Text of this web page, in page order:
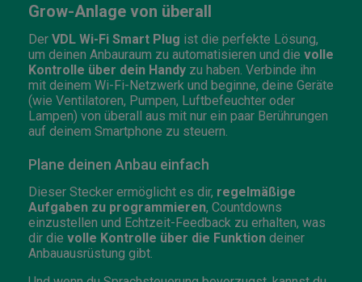
Grow-Anlage von überall
Der VDL Wi-Fi Smart Plug ist die perfekte Lösung,
um deinen Anbauraum zu automatisieren und die volle
Kontrolle über dein Handy zu haben. Verbinde ihn
mit deinem Wi-Fi-Netzwerk und beginne, deine Geräte
(wie Ventilatoren, Pumpen, Luftbefeuchter oder
Lampen) von überall aus mit nur ein paar Berührungen
auf deinem Smartphone zu steuern.
Plane deinen Anbau einfach
Dieser Stecker ermöglicht es dir, regelmäßige
Aufgaben zu programmieren, Countdowns
einzustellen und Echtzeit-Feedback zu erhalten, was
dir die volle Kontrolle über die Funktion deiner
Anbauausrüstung gibt.